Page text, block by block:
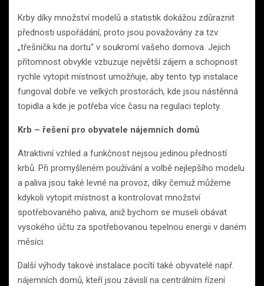
Krby díky množství modelů a statistik dokážou zdůraznit
přednosti uspořádání, proto jsou považovány za tzv.
„třešničku na dortu“ v soukromí vašeho domova. Jejich
přítomnost obvykle vzbuzuje největší zájem a schopnost
rychle vytopit místnost umožňuje, aby tento typ instalace
fungoval dobře ve velkých prostorách, kde jsou nástěnná
topidla a kde je potřeba více času na regulaci teploty.
Krb – řešení pro obyvatele nájemních domů
Atraktivní vzhled a funkčnost nejsou jedinou předností
krbů. Při promyšleném používání a volbě nejlepšího modelu
a paliva jsou také levné na provoz, díky čemuž můžeme
kdykoli vytopit místnost a kontrolovat množství
spotřebovaného paliva, aniž bychom se museli obávat
vysokého účtu za spotřebovanou tepelnou energii v daném
měsíci.
Další výhody takové instalace pocítí také obyvatelé např.
nájemních domů, kteří jsou závislí na centrálním řízení